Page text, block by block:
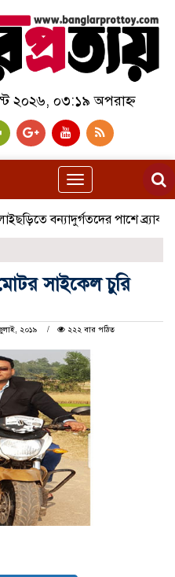
২০২৬, ০৩:১৯ অপরাহ্ন
Toggle
navigation
বন্যাদুর্গতদের পাশে ব্র্যাক।
সাইকেল চুরি
২০১৯
২২২ বার পঠিত